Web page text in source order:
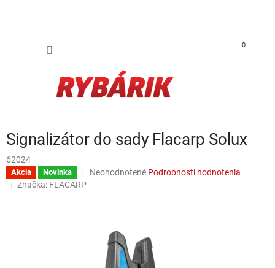
0
Signalizátor do sady Flacarp Solux
62024
Akcia Novinka Priemerné hodnotenie produktu je 0,0 z 5
Neohodnotené Podrobnosti hodnotenia
Značka: FLACARP